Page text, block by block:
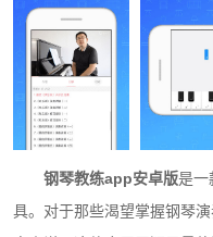
钢琴教练app安卓版是一
具。对于那些渴望掌握钢琴